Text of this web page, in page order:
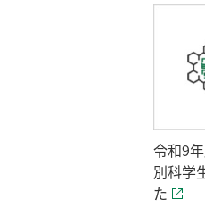
令和9
別科学
た